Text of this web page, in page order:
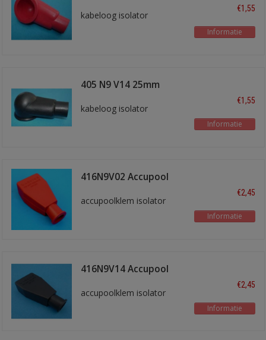
kabeloog isolator
€1,55
Informatie
405 N9 V14 25mm
kabeloog isolator
€1,55
Informatie
416N9V02 Accupool
accupoolklem isolator
€2,45
Informatie
416N9V14 Accupool
accupoolklem isolator
€2,45
Informatie